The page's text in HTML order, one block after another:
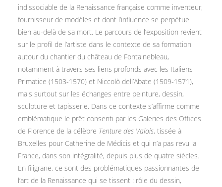
indissociable de la Renaissance française comme inventeur,
fournisseur de modèles et dont l’influence se perpétue
bien au-delà de sa mort. Le parcours de l’exposition revient
sur le profil de l’artiste dans le contexte de sa formation
autour du chantier du château de Fontainebleau,
notamment à travers ses liens profonds avec les Italiens
Primatice (1503-1570) et Niccolò dell’Abate (1509-1571),
mais surtout sur les échanges entre peinture, dessin,
sculpture et tapisserie. Dans ce contexte s’affirme comme
emblématique le prêt consenti par les Galeries des Offices
de Florence de la célèbre Tenture des Valois, tissée à
Bruxelles pour Catherine de Médicis et qui n’a pas revu la
France, dans son intégralité, depuis plus de quatre siècles.
En filigrane, ce sont des problématiques passionnantes de
l’art de la Renaissance qui se tissent : rôle du dessin,